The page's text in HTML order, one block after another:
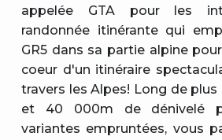
appelée GTA pour les
randonnée itinérante qui
GR5 dans sa partie alpine
coeur d'un itinéraire
travers les Alpes! Long de
et 40 000m de dénivelé
variantes empruntées, vous